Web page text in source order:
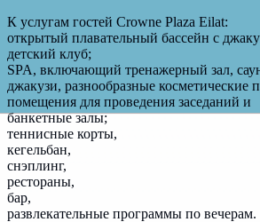
К услугам гостей Crowne Plaza Eilat:
открытый плавательный бассейн с
детский клуб;
SPA, включающий тренажерный зал,
джакузи, разнообразные косметические
помещения для проведения заседаний и
банкетные залы;
теннисные корты,
кегельбан,
снэплинг,
рестораны,
бар,
развлекательные программы по вечерам.